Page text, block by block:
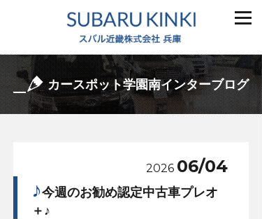
カースポット学園南インターブログ
2026 06/04
♪今週のお勧め認定中古車プレオ
＋♪